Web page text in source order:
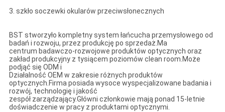
3. szkło soczewki okularów przeciwsłonecznych
BST stworzyło kompletny system łańcucha przemysłowego od
badań i rozwoju, przez produkcję po sprzedaż.Ma
centrum badawczo-rozwojowe produktów optycznych oraz
zakład produkcyjny z tysiącem poziomów clean room.Może
podjąć się ODM i
Działalność OEM w zakresie różnych produktów
optycznych.Firma posiada wysoce wyspecjalizowane badania i
rozwój, technologię i jakość
zespół zarządzający.Główni członkowie mają ponad 15-letnie
doświadczenie w pracy z produktami optycznymi.